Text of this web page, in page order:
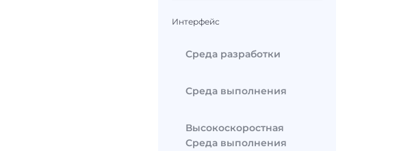
Интерфейс
Среда разработки
Среда выполнения
Высокоскоростная
Среда выполнения